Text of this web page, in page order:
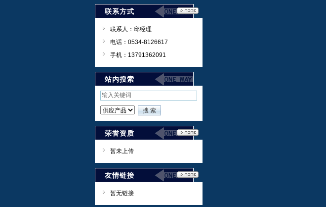
联系方式
联系人：邱经理
电话：0534-8126617
手机：13791362091
站内搜索
荣誉资质
暂未上传
友情链接
暂无链接